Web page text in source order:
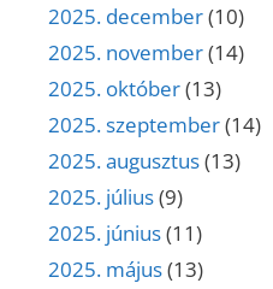
2025. december(10)
2025. november(14)
2025. október(13)
2025. szeptember(14)
2025. augusztus(13)
2025. július(9)
2025. június(11)
2025. május(13)